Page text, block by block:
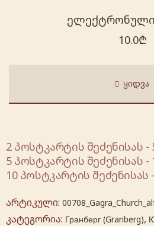
ელექტრონული
10.0₾
ᲧᲘᲓᲕᲐ
2 პოსტკარტის შეძენისას
5 პოსტკარტის შეძენისას
10 პოსტკარტის
არტიკული:
კატეგორია: Гранберг (Granberg),